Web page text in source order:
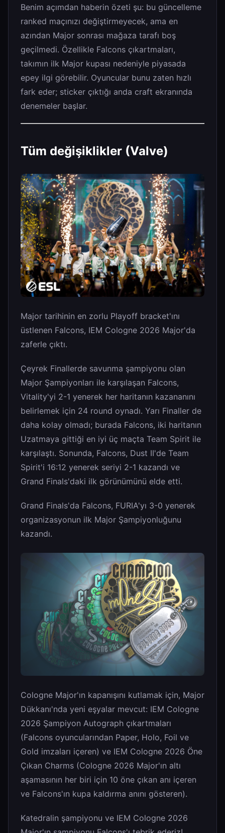
Benim açımdan haberin özeti şu: bu güncelleme
ranked maçınızı değiştirmeyecek, ama en
azından Major sonrası mağaza tarafı boş
geçilmedi. Özellikle Falcons çıkartmaları,
takımın ilk Major kupası nedeniyle piyasada
epey ilgi görebilir. Oyuncular bunu zaten hızlı
fark eder; sticker çıktığı anda craft ekranında
denemeler başlar.
Tüm değişiklikler (Valve)
Major tarihinin en zorlu Playoff bracket'ını
üstlenen Falcons, IEM Cologne 2026 Major'da
zaferle çıktı.
Çeyrek Finallerde savunma şampiyonu olan
Major Şampiyonları ile karşılaşan Falcons,
Vitality'yi 2-1 yenerek her haritanın kazananını
belirlemek için 24 round oynadı. Yarı Finaller de
daha kolay olmadı; burada Falcons, iki haritanın
Uzatmaya gittiği en iyi üç maçta Team Spirit ile
karşılaştı. Sonunda, Falcons, Dust II'de Team
Spirit'i 16:12 yenerek seriyi 2-1 kazandı ve
Grand Finals'daki ilk görünümünü elde etti.
Grand Finals'da Falcons, FURIA'yı 3-0 yenerek
organizasyonun ilk Major Şampiyonluğunu
kazandı.
Cologne Major'ın kapanışını kutlamak için, Major
Dükkanı'nda yeni eşyalar mevcut: IEM Cologne
2026 Şampiyon Autograph çıkartmaları
(Falcons oyuncularından Paper, Holo, Foil ve
Gold imzaları içeren) ve IEM Cologne 2026 Öne
Çıkan Charms (Cologne 2026 Major'ın altı
aşamasının her biri için 10 öne çıkan anı içeren
ve Falcons'ın kupa kaldırma anını gösteren).
Katedralin şampiyonu ve IEM Cologne 2026